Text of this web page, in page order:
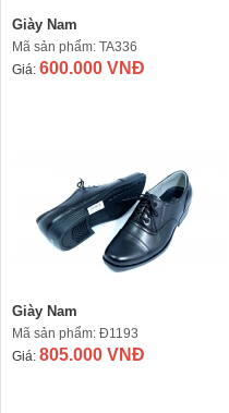
Giày Nam
Mã sản phẩm: TA336
Giá: 600.000 VNĐ
Giày Nam
Mã sản phẩm: Đ1193
Giá: 805.000 VNĐ